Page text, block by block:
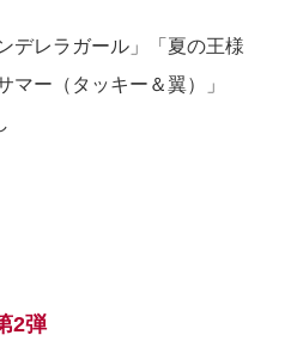
レラガール」「夏の王様
マー（タッキー＆翼）」
2弾